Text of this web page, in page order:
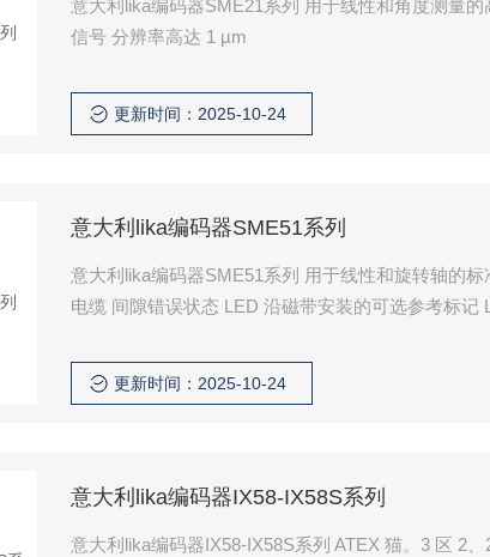
意大利lika编码器SME21系列 用于线性和角度测量
信号 分辨率高达 1 µm
更新时间：2025-10-24
意大利lika编码器SME51系列
意大利lika编码器SME51系列 用于线性和旋转轴的
电缆 间隙错误状态 LED 沿磁带安装的可选参考标记
更新时间：2025-10-24
意大利lika编码器IX58-IX58S系列
意大利lika编码器IX58-IX58S系列 ATEX 猫。3 区 2